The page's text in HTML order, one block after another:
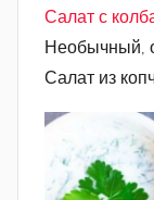
Салат с
Необычный,
Салат из